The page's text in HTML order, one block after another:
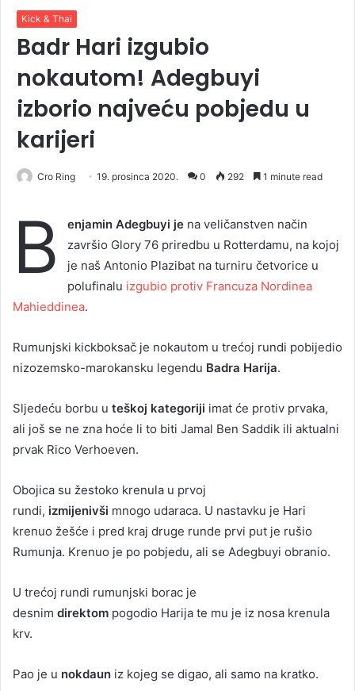
Kick & Thai
Badr Hari izgubio
nokautom! Adegbuyi
izborio najveću pobjedu u
karijeri
Cro Ring 19. prosinca 2020. 0 292 1 minute read
B enjamin Adegbuyi je na veličanstven način
završio Glory 76 priredbu u Rotterdamu, na kojoj
je naš Antonio Plazibat na turniru četvorice u
polufinalu izgubio protiv Francuza Nordinea
Mahieddinea.
Rumunjski kickboksač je nokautom u trećoj rundi pobijedio
nizozemsko-marokansku legendu Badra Harija.
Sljedeću borbu u teškoj kategoriji imat će protiv prvaka,
ali još se ne zna hoće li to biti Jamal Ben Saddik ili aktualni
prvak Rico Verhoeven.
Obojica su žestoko krenula u prvoj
rundi, izmijenivši mnogo udaraca. U nastavku je Hari
krenuo žešće i pred kraj druge runde prvi put je rušio
Rumunja. Krenuo je po pobjedu, ali se Adegbuyi obranio.
U trećoj rundi rumunjski borac je
desnim direktom pogodio Harija te mu je iz nosa krenula
krv.
Pao je u nokdaun iz kojeg se digao, ali samo na kratko.